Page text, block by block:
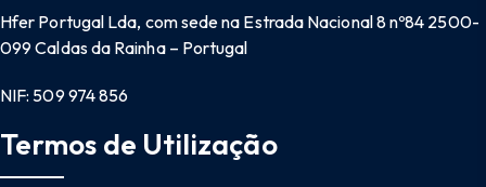
Hfer Portugal Lda, com sede na Estrada Nacional 8 nº84 2500-
099 Caldas da Rainha – Portugal
NIF: 509 974 856
Termos de Utilização